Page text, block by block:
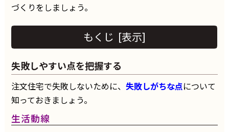
づくりをしましょう。
もくじ [表示]
失敗しやすい点を把握する
注文住宅で失敗しないために、失敗しがちな点について
知っておきましょう。
生活動線